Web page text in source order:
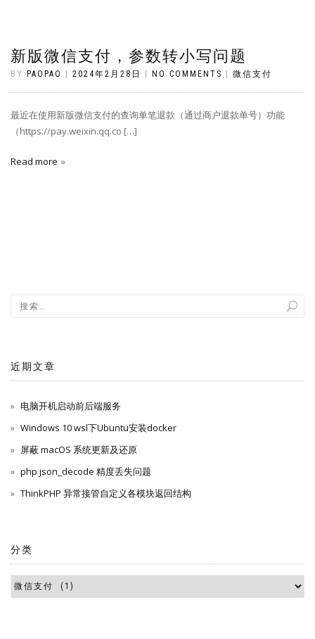
新版微信支付，参数转小写问题
BY PAOPAO 2024年2月28日 NO COMMENTS 微信支付
最近在使用新版微信支付的查询单笔退款（通过商户退款单号）功能
（https://pay.weixin.qq.co […]
Read more
近期文章
电脑开机启动前后端服务
Windows 10 wsl下Ubuntu安装docker
屏蔽 macOS 系统更新及还原
php json_decode 精度丢失问题
ThinkPHP 异常接管自定义各模块返回结构
分类